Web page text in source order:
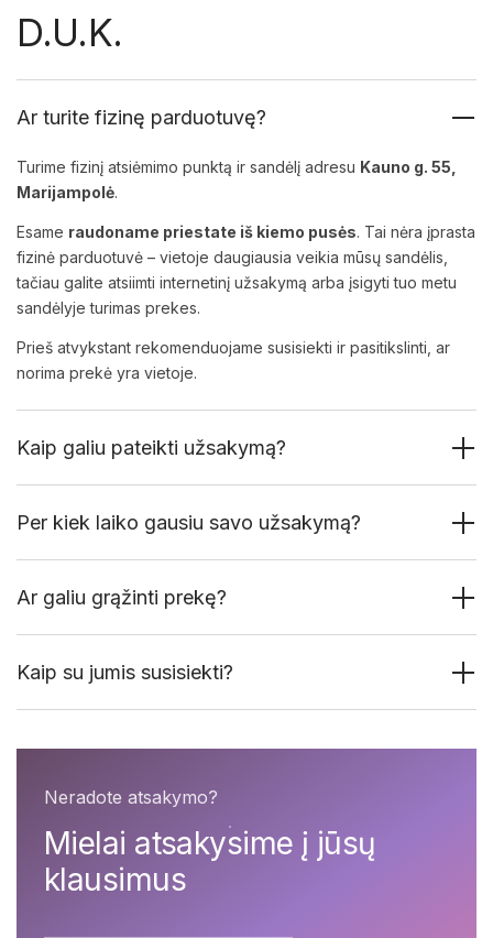
D.U.K.
Ar turite fizinę parduotuvę?
Turime fizinį atsiėmimo punktą ir sandėlį adresu Kauno g. 55,
Marijampolė.
Esame raudoname priestate iš kiemo pusės. Tai nėra įprasta
fizinė parduotuvė – vietoje daugiausia veikia mūsų sandėlis,
tačiau galite atsiimti internetinį užsakymą arba įsigyti tuo metu
sandėlyje turimas prekes.
Prieš atvykstant rekomenduojame susisiekti ir pasitikslinti, ar
norima prekė yra vietoje.
Kaip galiu pateikti užsakymą?
Per kiek laiko gausiu savo užsakymą?
Ar galiu grąžinti prekę?
Kaip su jumis susisiekti?
Neradote atsakymo?
Mielai atsakysime į jūsų
klausimus